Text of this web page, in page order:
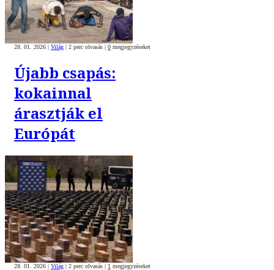
28. 01. 2026 | Világ | 2 perc olvasás | 0 megjegyzéseket
Újabb csapás:
kokainnal
árasztják el
Európát
28. 01. 2026 | Világ | 2 perc olvasás | 1 megjegyzéseket